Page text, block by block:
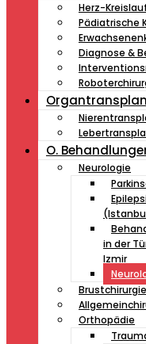
Herz-
Pädiatrische
Diagnose &
O.
Neurologie
in der
Izmir
Orthopädie